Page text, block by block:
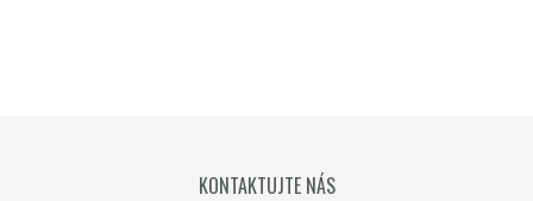
KONTAKTUJTE NÁS